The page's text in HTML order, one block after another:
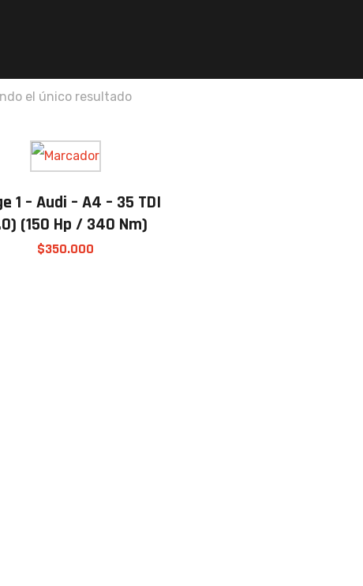
el único resultado
1 – Audi – A4 – 35 TDI
(150 Hp / 340 Nm)
$350.000